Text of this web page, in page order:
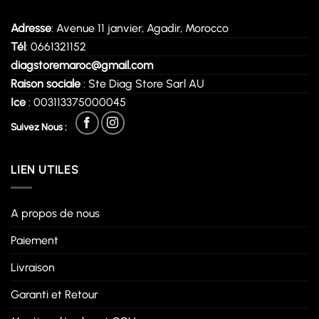
Adresse: Avenue 11 janvier, Agadir, Morocco
Tél: 0661321152
diagstoremaroc@gmail.com
Raison sociale : Ste Diag Store Sarl AU
Ice : 003113375000045
Suivez Nous :
LIEN UTILES
A propos de nous
Paiement
Livraison
Garanti et Retour